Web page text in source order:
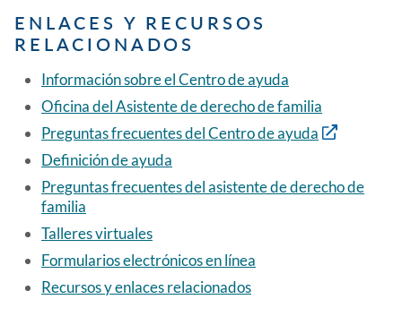
ENLACES Y RECURSOS
RELACIONADOS
Información sobre el Centro de ayuda
Oficina del Asistente de derecho de familia
Preguntas frecuentes del Centro de ayuda
Definición de ayuda
Preguntas frecuentes del asistente de derecho de
familia
Talleres virtuales
Formularios electrónicos en línea
Recursos y enlaces relacionados